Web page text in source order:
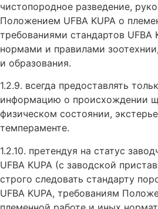
чистопородное разведение,
Положением UFBA KUPA о
требованиями стандартов
нормами и правилами
и образования.
1.2.9. всегда предоставлять
информацию о происхождении
физическом состоянии,
темпераменте.
1.2.10. претендуя на статус
UFBA KUPA (с заводской
строго следовать стандарту
UFBA KUPA, требованиям